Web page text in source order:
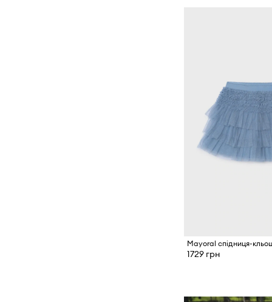
Mayoral спідниця-
1729 грн